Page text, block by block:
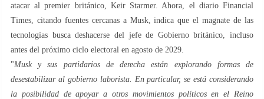
atacar al premier británico, Keir Starmer. Ahora, el diario Financial
Times, citando fuentes cercanas a Musk, indica que el magnate de las
tecnologías busca deshacerse del jefe de Gobierno británico, incluso
antes del próximo ciclo electoral en agosto de 2029.
"Musk y sus partidarios de derecha están explorando formas de
desestabilizar al gobierno laborista. En particular, se está considerando
la posibilidad de apoyar a otros movimientos políticos en el Reino